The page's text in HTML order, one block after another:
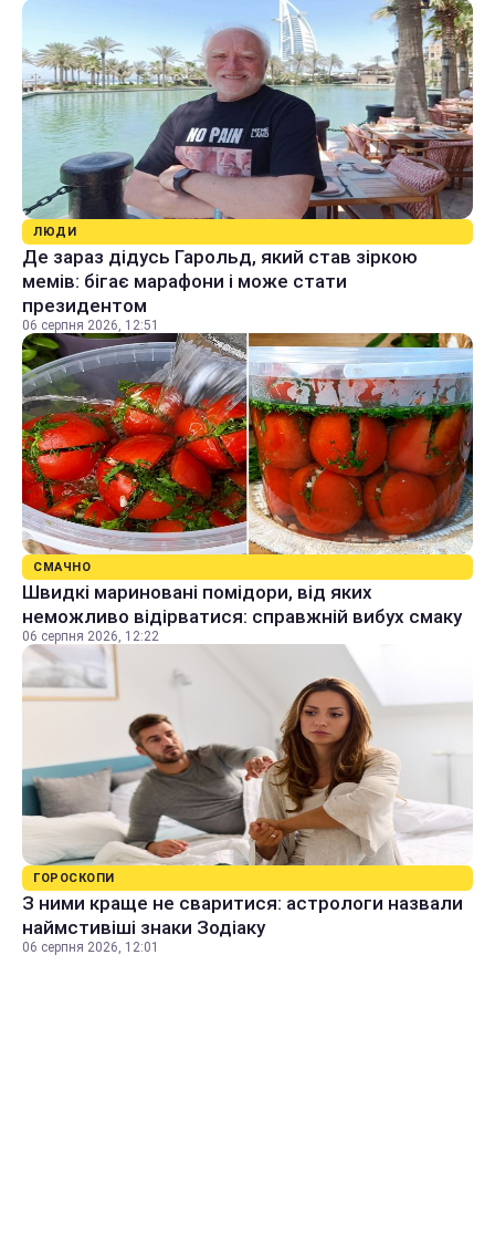
ЛЮДИ
Де зараз дідусь Гарольд, який став зіркою
мемів: бігає марафони і може стати
президентом
06 серпня 2026, 12:51
СМАЧНО
Швидкі мариновані помідори, від яких
неможливо відірватися: справжній вибух смаку
06 серпня 2026, 12:22
ГОРОСКОПИ
З ними краще не сваритися: астрологи назвали
наймстивіші знаки Зодіаку
06 серпня 2026, 12:01